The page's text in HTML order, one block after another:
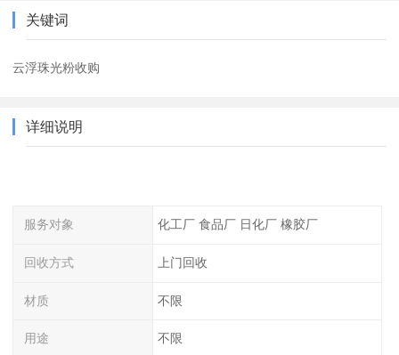
关键词
云浮珠光粉收购
详细说明
服务对象 化工厂 食品厂 日化厂 橡胶厂
回收方式 上门回收
材质 不限
用途 不限